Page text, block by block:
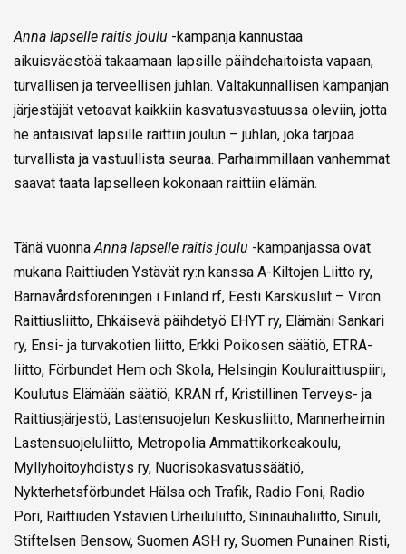
Anna lapselle raitis joulu -kampanja kannustaa
aikuisväestöä takaamaan lapsille päihdehaitoista vapaan,
turvallisen ja terveellisen juhlan. Valtakunnallisen kampanjan
järjestäjät vetoavat kaikkiin kasvatusvastuussa oleviin, jotta
he antaisivat lapsille raittiin joulun – juhlan, joka tarjoaa
turvallista ja vastuullista seuraa. Parhaimmillaan vanhemmat
saavat taata lapselleen kokonaan raittiin elämän.
Tänä vuonnaAnna lapselle raitis joulu -kampanjassa ovat
mukana Raittiuden Ystävät ry:n kanssa A-Kiltojen Liitto ry,
Barnavårdsföreningen i Finland rf, Eesti Karskusliit – Viron
Raittiusliitto, Ehkäisevä päihdetyö EHYT ry, Elämäni Sankari
ry, Ensi- ja turvakotien liitto, Erkki Poikosen säätiö, ETRA-
liitto, Förbundet Hem och Skola, Helsingin Kouluraittiuspiiri,
Koulutus Elämään säätiö, KRAN rf, Kristillinen Terveys- ja
Raittiusjärjestö, Lastensuojelun Keskusliitto, Mannerheimin
Lastensuojeluliitto, Metropolia Ammattikorkeakoulu,
Myllyhoitoyhdistys ry, Nuorisokasvatussäätiö,
Nykterhetsförbundet Hälsa och Trafik, Radio Foni, Radio
Pori, Raittiuden Ystävien Urheiluliitto, Sininauhaliitto, Sinuli,
Stiftelsen Bensow, Suomen ASH ry, Suomen Punainen Risti,